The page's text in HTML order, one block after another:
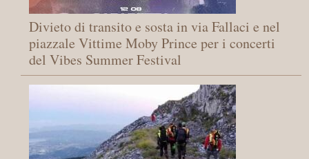
Divieto di transito e sosta in via Fallaci e nel
piazzale Vittime Moby Prince per i concerti
del Vibes Summer Festival